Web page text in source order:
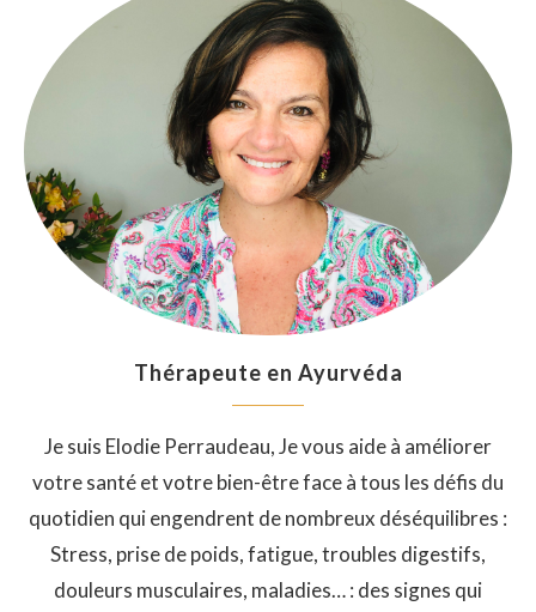
Thérapeute en Ayurvéda
Je suis Elodie Perraudeau, Je vous aide à améliorer
votre santé et votre bien-être face à tous les défis du
quotidien qui engendrent de nombreux déséquilibres :
Stress, prise de poids, fatigue, troubles digestifs,
douleurs musculaires, maladies… : des signes qui